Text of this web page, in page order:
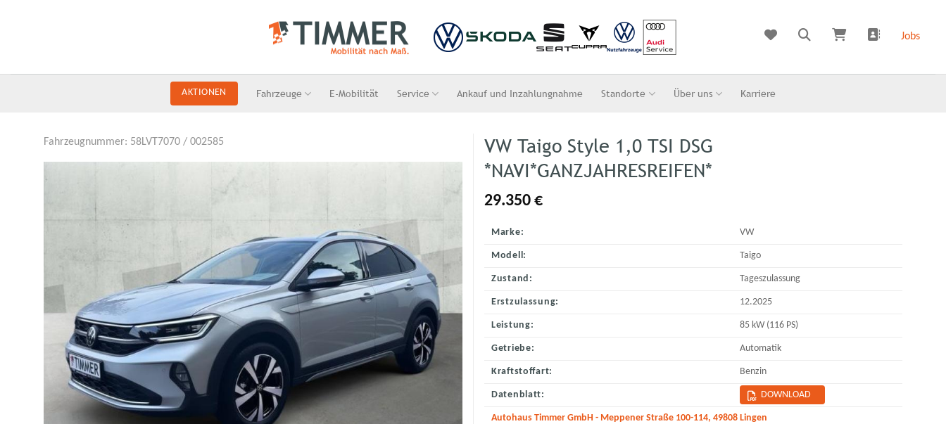
Jobs
AKTIONEN Fahrzeuge E-Mobilität Service Ankauf und Inzahlungnahme Standorte Über uns Karriere
Fahrzeugnummer: 58LVT7070 / 002585
VW Taigo Style 1,0 TSI DSG
*NAVI*GANZJAHRESREIFEN*
29.350 €
Marke: VW
Modell: Taigo
Zustand: Tageszulassung
Erstzulassung: 12.2025
Leistung: 85 kW (116 PS)
Getriebe: Automatik
Kraftstoffart: Benzin
Datenblatt: DOWNLOAD
Autohaus Timmer GmbH - Meppener Straße 100-114, 49808 Lingen